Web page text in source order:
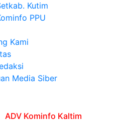
Kutim
PPU
Kami
Media Siber
ADV Kominfo Kaltim